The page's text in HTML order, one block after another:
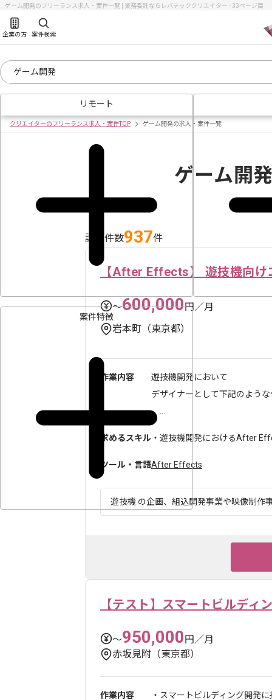
ゲーム開発のフリーランス求人・案件一覧 | 業務委託ならレバテッククリエイター - 33ページ目
企業の方 案件検索
リモート
案件特徴
クリエイターのフリーランス求人・案件TOP ゲーム開発の求人・案件一覧
ゲーム開
該当件数937件
【After Effects】 遊技機向
〜600,000円／月
岩本町（東京都）
作業内容
遊技機開発において
デザイナーとして下記のよう
...
求めるスキル ・遊技機開発におけるAfter
ツール・言語After Effects
遊技機 の企画、組込開発事業や映像制作
【テスト】スマートビルディ
〜950,000円／月
赤坂見附（東京都）
作業内容
・スマートビルディング開発